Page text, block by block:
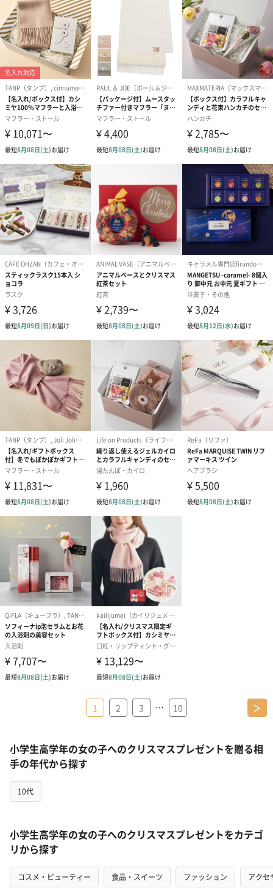
1 2 3 … 10 ＞
小学生高学年の女の子へのクリスマスプレゼントを贈る相
手の年代から探す
10代
小学生高学年の女の子へのクリスマスプレゼントをカテゴ
リから探す
コスメ・ビューティー 食品・スイーツ ファッション アクセ